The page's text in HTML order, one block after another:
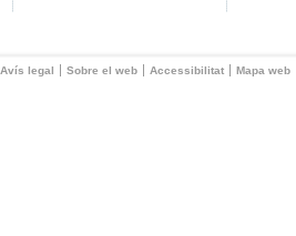
Avís legal Sobre el web Accessibilitat Mapa web